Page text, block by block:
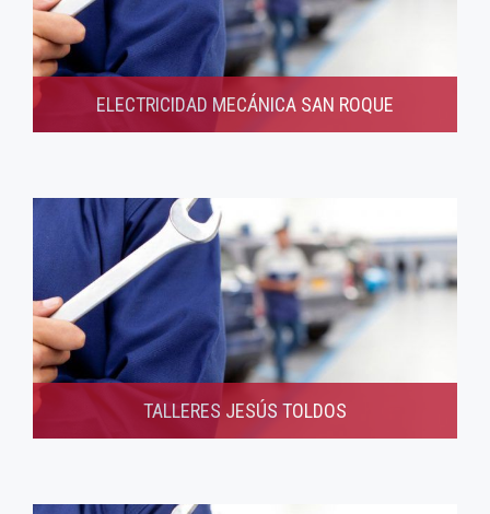
ELECTRICIDAD MECÁNICA SAN ROQUE
TALLERES JESÚS TOLDOS